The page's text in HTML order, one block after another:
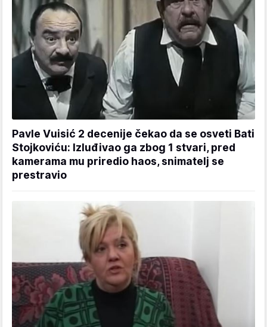
Pavle Vuisić 2 decenije čekao da se osveti Bati
Stojkoviću: Izluđivao ga zbog 1 stvari, pred
kamerama mu priredio haos, snimatelj se
prestravio